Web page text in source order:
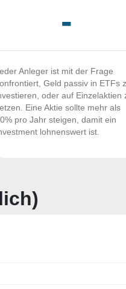
-
Anleger ist mit der Frage
Geld passiv in ETFs
oder auf Einzelaktien
Eine Aktie sollte mehr als
pro Jahr steigen, damit ein
lohnenswert ist.